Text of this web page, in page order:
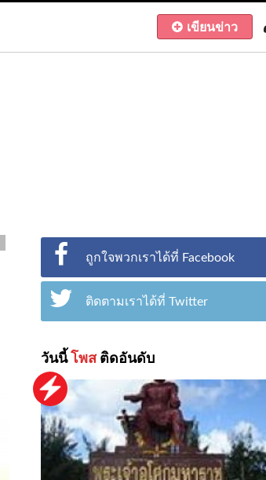
เขียนข่าว
ถูกใจพวกเราได้ที่ Facebook
ติดตามเราได้ที่ Twitter
วันนี้ โพสติดอันดับ